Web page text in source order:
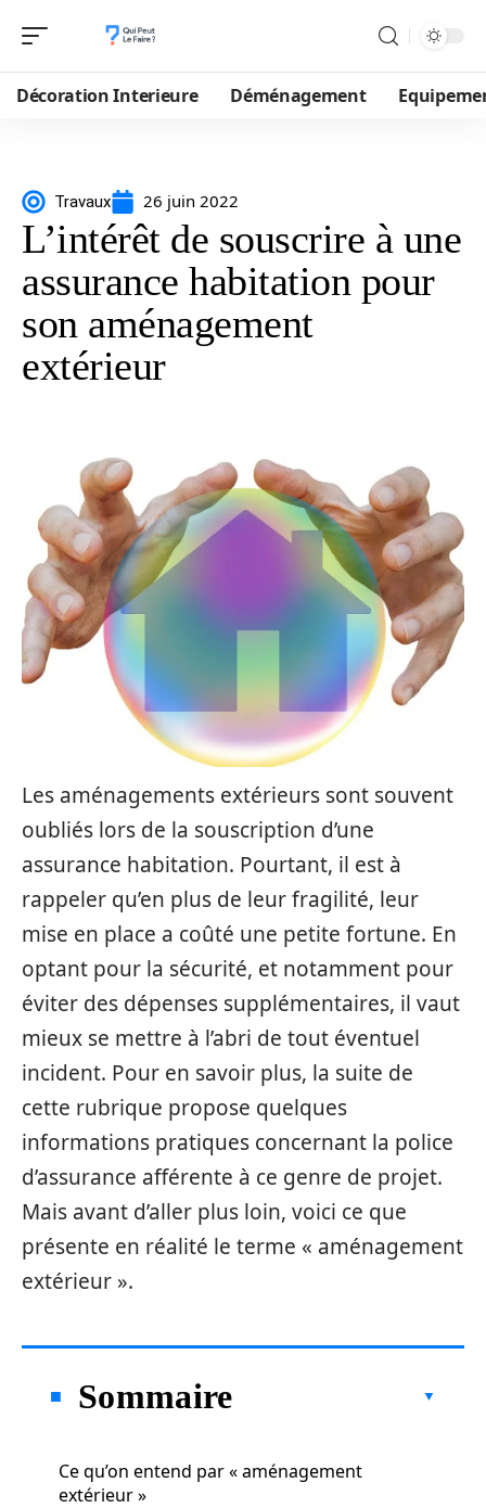
Décoration Interieure Déménagement
Travaux 26 juin 2022
L’intérêt de souscrire à une
assurance habitation pour
son aménagement
extérieur
Les aménagements extérieurs sont souvent
oubliés lors de la souscription d’une
assurance habitation. Pourtant, il est à
rappeler qu’en plus de leur fragilité, leur
mise en place a coûté une petite fortune. En
optant pour la sécurité, et notamment pour
éviter des dépenses supplémentaires, il vaut
mieux se mettre à l’abri de tout éventuel
incident. Pour en savoir plus, la suite de
cette rubrique propose quelques
informations pratiques concernant la police
d’assurance afférente à ce genre de projet.
Mais avant d’aller plus loin, voici ce que
présente en réalité le terme « aménagement
extérieur ».
Sommaire
Ce qu’on entend par « aménagement
extérieur »